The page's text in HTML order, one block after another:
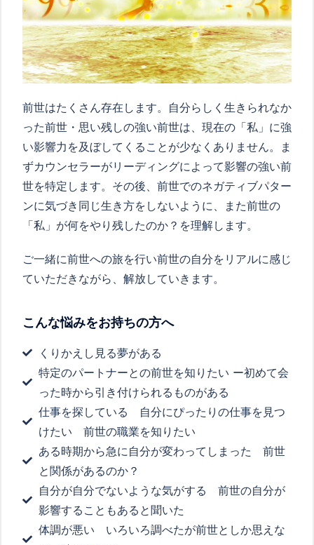
前世はたくさん存在します。自分らしく生きられなか
った前世・思い残しの強い前世は、現在の「私」に強
い影響力を及ぼしてくることが少なくありません。ま
ずカウンセラーがリーディングによって影響の強い前
世を特定します。その後、前世でのネガティブパター
ンに気づき同じ生き方をしないように、また前世の
「私」が何をやり残したのか？を理解します。
ご一緒に前世への旅を行い前世の自分をリアルに感じ
ていただきながら、解放していきます。
こんな悩みをお持ちの方へ
くりかえし見る夢がある
特定のパートナーとの前世を知りたい ー初めて会
った時から引き付けられるものがある
仕事を探している 自分にぴったりの仕事を見つ
けたい 前世の職業を知りたい
ある時期から急に自分が変わってしまった 前世
と関係があるのか？
自分が自分でないような気がする 前世の自分が
影響することもあると聞いた
体調が悪い いろいろ調べたが前世としか思えな